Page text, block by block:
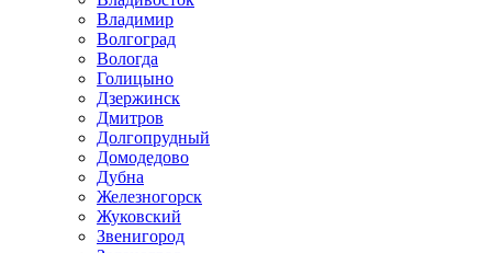
Владимир
Волгоград
Вологда
Голицыно
Дзержинск
Дмитров
Долгопрудный
Домодедово
Дубна
Железногорск
Жуковский
Звенигород